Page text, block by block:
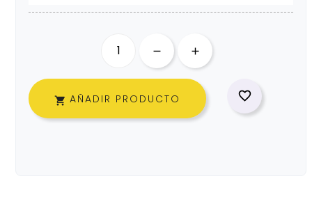
 AÑADIR PRODUCTO 